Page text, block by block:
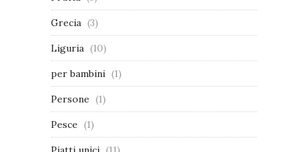
Grecia (3)
Liguria (10)
per bambini (1)
Persone (1)
Pesce (1)